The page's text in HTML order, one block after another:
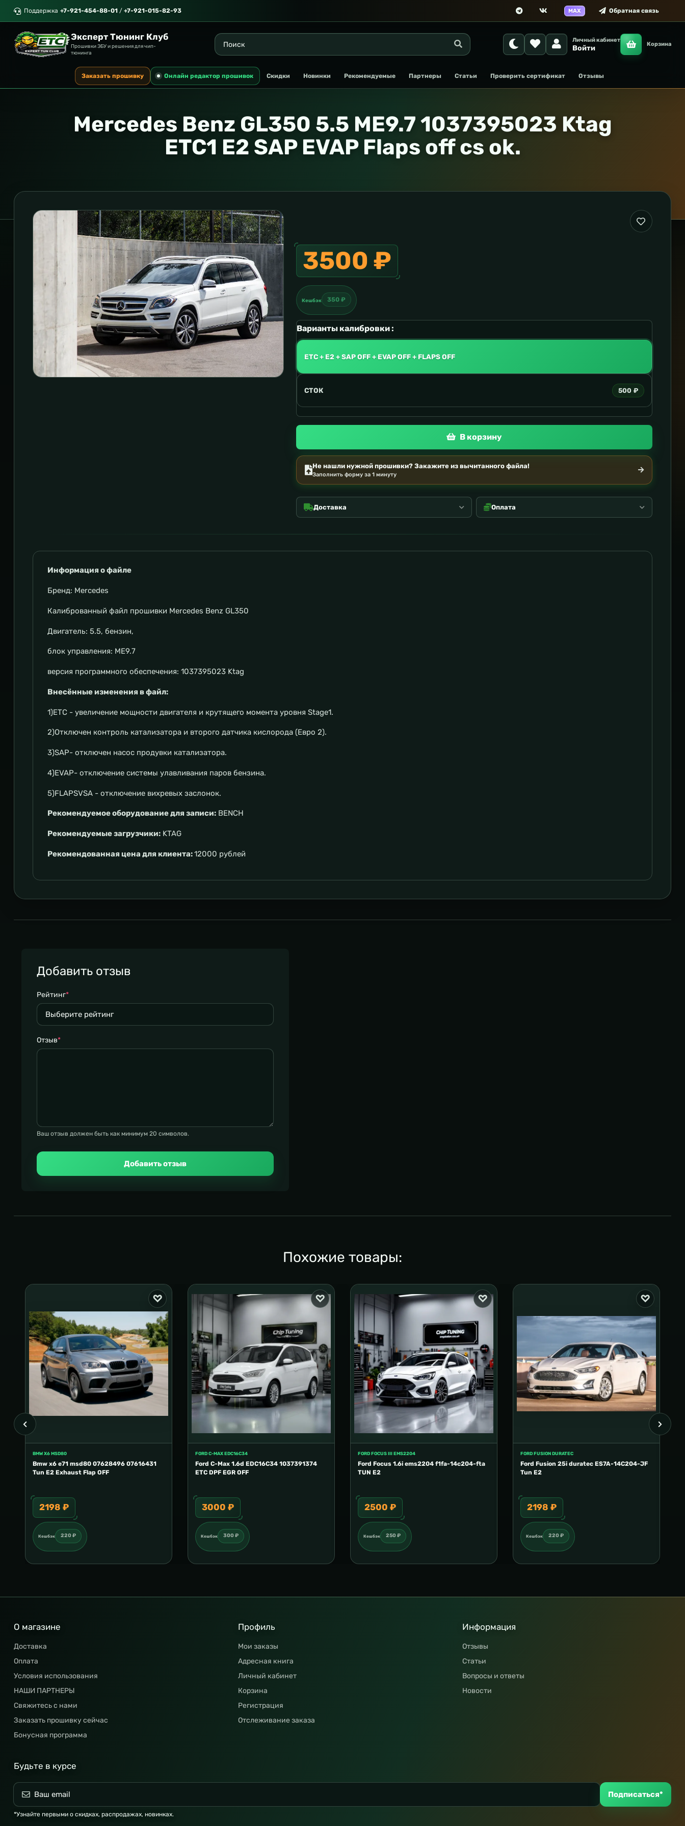
Поддержка +7-921-454-88-01 / +7-921-015-82-93 MAX Обратная связь
Эксперт Тюнинг Клуб
Прошивки ЭБУ и решения для чип-
тюнинга
Личный кабинет
Войти Корзина
Заказать прошивку Онлайн редактор прошивок Скидки Новинки Рекомендуемые Партнеры Статьи Проверить сертификат Отзывы
Mercedes Benz GL350 5.5 ME9.7 1037395023 Ktag
ETC1 E2 SAP EVAP Flaps off cs ok.
3500 ₽
Кешбэк 350 ₽
Варианты калибровки :
ETC + E2 + SAP OFF + EVAP OFF + FLAPS OFF
СТОК 500 ₽
В корзину
Не нашли нужной прошивки? Закажите из вычитанного файла!
Заполнить форму за 1 минуту
Доставка Оплата
Информация о файле
Бренд: Mercedes
Калиброванный файл прошивки Mercedes Benz GL350
Двигатель: 5.5, бензин,
блок управления: ME9.7
версия программного обеспечения: 1037395023 Ktag
Внесённые изменения в файл:
1)ETC - увеличение мощности двигателя и крутящего момента уровня Stage1.
2)Отключен контроль катализатора и второго датчика кислорода (Евро 2).
3)SAP- отключен насос продувки катализатора.
4)EVAP- отключение системы улавливания паров бензина.
5)FLAPSVSA - отключение вихревых заслонок.
Рекомендуемое оборудование для записи: BENCH
Рекомендуемые загрузчики: KTAG
Рекомендованная цена для клиента:12000 рублей
Добавить отзыв
Рейтинг*
Отзыв*
Ваш отзыв должен быть как минимум 20 символов.
Добавить отзыв
Похожие товары:
BMW X6 MSD80
Bmw x6 e71 msd80 07628496 07616431
Tun E2 Exhaust Flap OFF
2198 ₽
Кешбэк 220 ₽
FORD C-MAX EDC16C34
Ford C-Max 1.6d EDC16C34 1037391374
ETC DPF EGR OFF
3000 ₽
Кешбэк 300 ₽
FORD FOCUS III EMS2204
Ford Focus 1.6i ems2204 f1fa-14c204-fta
TUN E2
2500 ₽
Кешбэк 250 ₽
FORD FUSION DURATEC
Ford Fusion 25i duratec ES7A-14C204-JF
Tun E2
2198 ₽
Кешбэк 220 ₽
О магазине
Доставка
Оплата
Условия использования
НАШИ ПАРТНЕРЫ
Свяжитесь с нами
Заказать прошивку сейчас
Бонусная программа
Профиль
Мои заказы
Адресная книга
Личный кабинет
Корзина
Регистрация
Отслеживание заказа
Информация
Отзывы
Статьи
Вопросы и ответы
Новости
Будьте в курсе
Подписаться*
*Узнайте первыми о скидках, распродажах, новинках.